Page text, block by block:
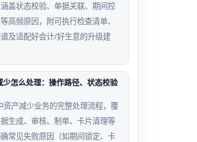
盖状态校验、单据关联、期间控
高频原因，附可执行检查清单、
及适配好会计/好生意的升级建
少怎么处理：操作路径、状态校验
资产减少业务的完整处理流程，覆
生成、审核、制单、卡片清理等
常见失败原因（如期间锁定、卡